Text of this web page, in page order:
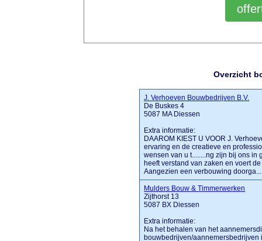
Overzicht
J. Verhoeven Bouwbedrijven B.V.
De Buskes 4
5087 MA Diessen
Extra informatie:
DAAROM KIEST U VOOR J.
ervaring en de creatieve en
wensen van u t........ng zijn bij ons in
heeft verstand van zaken en voert
Aangezien een verbouwing
Mulders Bouw & Timmerwerken
Zijthorst 13
5087 BX Diessen
Extra informatie:
Na het behalen van het
bouwbedrijven/